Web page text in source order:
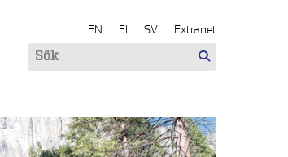
EN FI SV Extranet